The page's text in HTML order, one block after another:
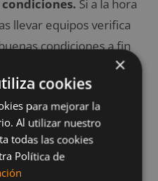
Si a la hora
llevar equipos verifica
condiciones a fin
adecuado
10 minutos de
necesarios antes de
lesiones, no obstante
fríos es importante
×
cookies
para mejorar la
Al utilizar nuestro
todas las cookies
Política de